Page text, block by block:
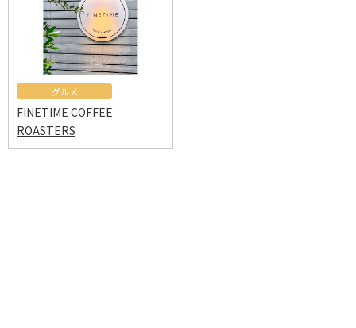
グルメ
FINETIME COFFEE
ROASTERS